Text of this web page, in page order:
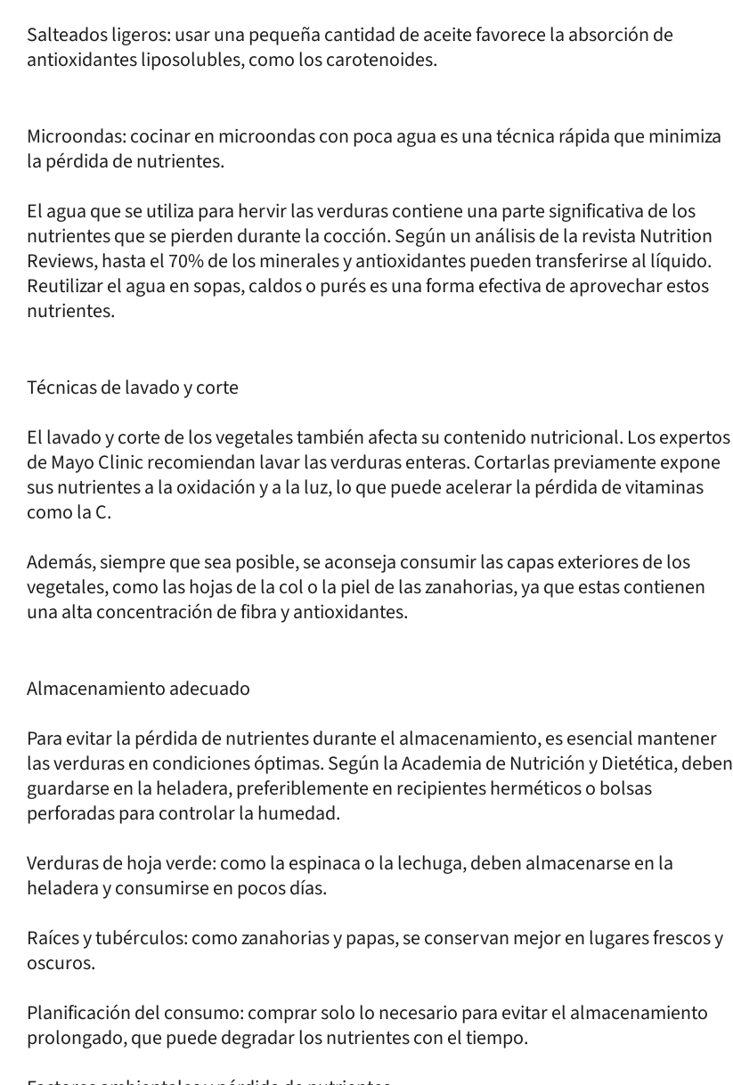
Salteados ligeros: usar una pequeña cantidad de aceite favorece la absorción de
antioxidantes liposolubles, como los carotenoides.
Microondas: cocinar en microondas con poca agua es una técnica rápida que minimiza
la pérdida de nutrientes.
El agua que se utiliza para hervir las verduras contiene una parte significativa de los
nutrientes que se pierden durante la cocción. Según un análisis de la revista Nutrition
Reviews, hasta el 70% de los minerales y antioxidantes pueden transferirse al líquido.
Reutilizar el agua en sopas, caldos o purés es una forma efectiva de aprovechar estos
nutrientes.
Técnicas de lavado y corte
El lavado y corte de los vegetales también afecta su contenido nutricional. Los expertos
de Mayo Clinic recomiendan lavar las verduras enteras. Cortarlas previamente expone
sus nutrientes a la oxidación y a la luz, lo que puede acelerar la pérdida de vitaminas
como la C.
Además, siempre que sea posible, se aconseja consumir las capas exteriores de los
vegetales, como las hojas de la col o la piel de las zanahorias, ya que estas contienen
una alta concentración de fibra y antioxidantes.
Almacenamiento adecuado
Para evitar la pérdida de nutrientes durante el almacenamiento, es esencial mantener
las verduras en condiciones óptimas. Según la Academia de Nutrición y Dietética, deben
guardarse en la heladera, preferiblemente en recipientes herméticos o bolsas
perforadas para controlar la humedad.
Verduras de hoja verde: como la espinaca o la lechuga, deben almacenarse en la
heladera y consumirse en pocos días.
Raíces y tubérculos: como zanahorias y papas, se conservan mejor en lugares frescos y
oscuros.
Planificación del consumo: comprar solo lo necesario para evitar el almacenamiento
prolongado, que puede degradar los nutrientes con el tiempo.